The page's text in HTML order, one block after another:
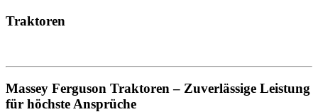
Traktoren
Massey Ferguson Traktoren – Zuverlässige Leistung
für höchste Ansprüche